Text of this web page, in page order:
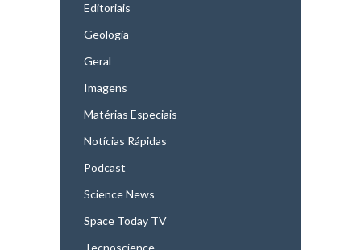
Editoriais
Geologia
Geral
Imagens
Matérias Especiais
Notícias Rápidas
Podcast
Science News
Space Today TV